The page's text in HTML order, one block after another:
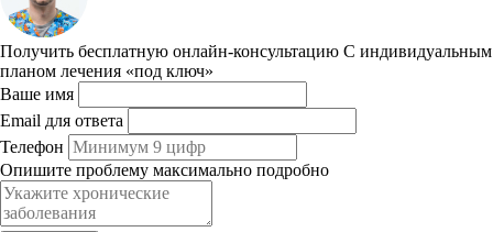
Получить бесплатную онлайн-консультацию С индивидуальным
планом лечения «под ключ»
Ваше имя
Email для ответа
Телефон
Опишите проблему максимально подробно